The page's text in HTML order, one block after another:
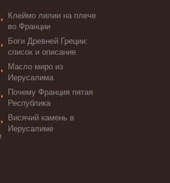
Клеймо лилии на плече
во Франции
Боги Древней Греции:
список и описание
Масло миро из
Иерусалима
Почему Франция пятая
Республика
Висячий камень в
Иерусалиме